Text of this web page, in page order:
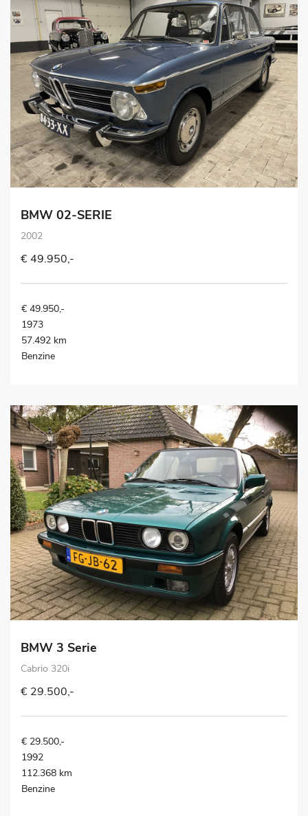
BMW 02-SERIE
2002
€ 49.950,-
€ 49.950,-
1973
57.492 km
Benzine
BMW 3 Serie
Cabrio 320i
€ 29.500,-
€ 29.500,-
1992
112.368 km
Benzine